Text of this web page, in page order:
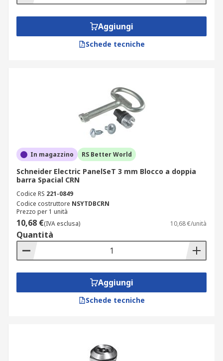
Aggiungi
Schede tecniche
In magazzino RS Better World
Schneider Electric PanelSeT 3 mm Blocco a doppia
barra Spacial CRN
Codice RS 221-0849
Codice costruttore NSYTDBCRN
Prezzo per 1 unità
10,68 €(IVA esclusa) 10,68 €/unità
Quantità
Aggiungi
Schede tecniche